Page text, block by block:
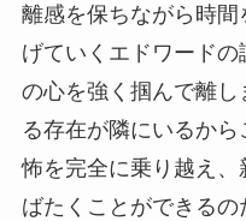
離感を保ちながら時
げていくエドワード
の心を強く掴んで離し
る存在が隣にいるか
怖を完全に乗り越え
ばたくことができるの